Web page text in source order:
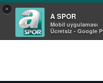
×
A SPOR
Mobil uygulaması
Ücretsiz - Google